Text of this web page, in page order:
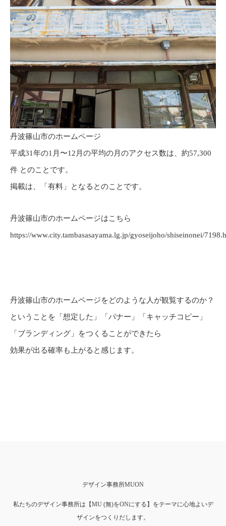
丹波篠山市のホームページ
平成31年の1月〜12月の平均の月のアクセス数は、約57,300
件 とのことです。
掲載は、「有料」となるとのことです。
丹波篠山市のホームページはこちら
https://www.city.tambasasayama.lg.jp/gyoseijoho/shiseinonei/
丹波篠山市のホームページをどのような人が観覧するのか？
ということを「想定した」「バナー」「キャッチコピー」
「ブランディング」をつくることができたら
効果が出る確率も上がると感じます。
デザイン事務所MUON
私たちのデザイン事務所は【MU (無)をONにする】をテーマに心地よいデ
ザインをつくりだします。